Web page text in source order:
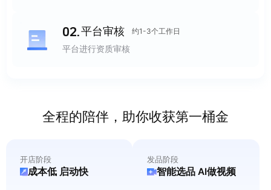
02.平台审核 约1-3个工作日
平台进行资质审核
全程的陪伴，助你收获第一桶金
开店阶段
成本低 启动快
发品阶段
智能选品 AI做视频